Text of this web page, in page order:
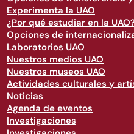
Experimenta la UAO
¿Por qué estudiar en la
Opciones de
Laboratorios UAO
Nuestros medios UAO
Nuestros museos UAO
Actividades culturales y
Noticias
Agenda de eventos
Investigaciones